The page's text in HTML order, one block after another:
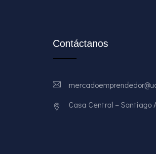
Contáctanos
Casa Central – Santiago